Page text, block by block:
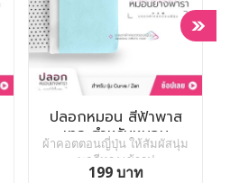
ปลอกหมอน สีฟ้าพาส
เทล สำหรับหมอน
ยางพารา รุ่น Zen
ผ้าคอตตอนญี่ปุ่น ให้สัมผัสนุ่ม
พอดีทรง เข้ารูป
199 บาท